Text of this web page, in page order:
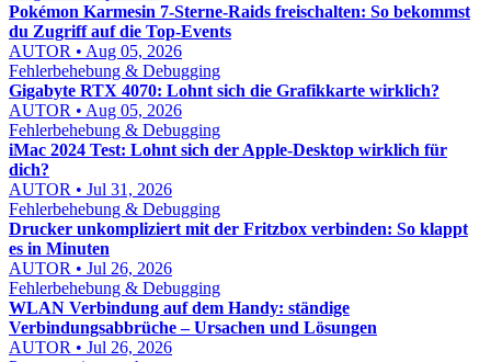
Pokémon Karmesin 7-Sterne-Raids freischalten: So bekommst
du Zugriff auf die Top-Events
AUTOR • Aug 05, 2026
Fehlerbehebung & Debugging
Gigabyte RTX 4070: Lohnt sich die Grafikkarte wirklich?
AUTOR • Aug 05, 2026
Fehlerbehebung & Debugging
iMac 2024 Test: Lohnt sich der Apple-Desktop wirklich für
dich?
AUTOR • Jul 31, 2026
Fehlerbehebung & Debugging
Drucker unkompliziert mit der Fritzbox verbinden: So klappt
es in Minuten
AUTOR • Jul 26, 2026
Fehlerbehebung & Debugging
WLAN Verbindung auf dem Handy: ständige
Verbindungsabbrüche – Ursachen und Lösungen
AUTOR • Jul 26, 2026